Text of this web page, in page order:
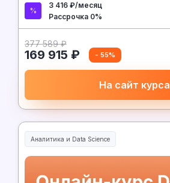
3 416 ₽/месяц
Рассрочка 0%
377 589 ₽
169 915 ₽ - 55%
На сайт курса
Аналитика и Data Science